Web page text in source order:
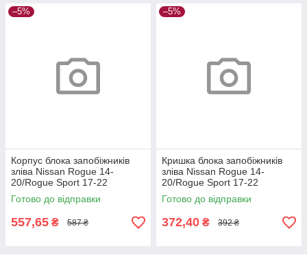
–5%
Корпус блока запобіжників
зліва Nissan Rogue 14-
20/Rogue Sport 17-22
Готово до відправки
557,65 ₴ 587 ₴
–5%
Кришка блока запобіжників
зліва Nissan Rogue 14-
20/Rogue Sport 17-22
Готово до відправки
372,40 ₴ 392 ₴